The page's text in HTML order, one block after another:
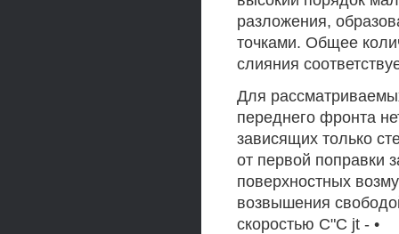
разложения,
точками. Общее
слияния
Для
переднего фронта
зависящих только
от первой поправки
поверхностных
возвышения
скоростью С"С jt - •